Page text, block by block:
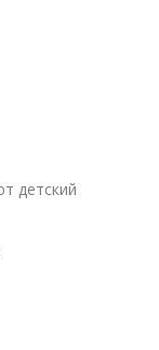
детский